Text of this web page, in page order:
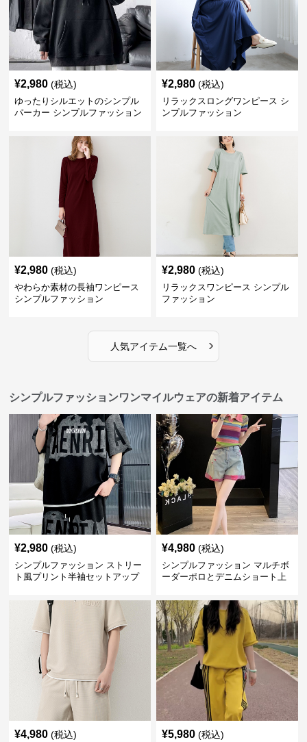
¥2,980 (税込)
ゆったりシルエットのシンプル
パーカー シンプルファッション
¥2,980 (税込)
リラックスロングワンピース シ
ンプルファッション
¥2,980 (税込)
やわらか素材の長袖ワンピース
シンプルファッション
¥2,980 (税込)
リラックスワンピース シンプル
ファッション
人気アイテム一覧へ ›
シンプルファッションワンマイルウェアの新着アイテム
¥2,980 (税込)
シンプルファッション ストリー
ト風プリント半袖セットアップ
¥4,980 (税込)
シンプルファッション マルチボ
ーダーポロとデニムショート上
¥4,980 (税込) ¥5,980 (税込)